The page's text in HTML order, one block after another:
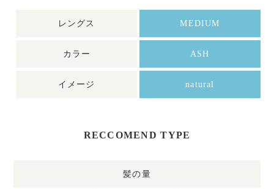
レングス MEDIUM
カラー ASH
イメージ natural
RECCOMEND TYPE
髪の量